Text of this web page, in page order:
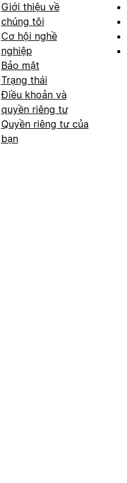
Giới thiệu về
chúng tôi
Cơ hội nghề
nghiệp
Bảo mật
Trạng thái
Điều khoản và
quyền riêng tư
Quyền riêng tư của
bạn